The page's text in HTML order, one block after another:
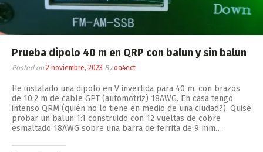
Prueba dipolo 40 m en QRP con balun y sin balun
Posted on 2 noviembre, 2023 Byoa4ect
He instalado una dipolo en V invertida para 40 m, con brazos
de 10.2 m de cable GPT (automotriz) 18AWG. En casa tengo
intenso QRM (quién no lo tiene en medio de una ciudad?). Quise
probar un balun 1:1 construido con 12 vueltas de cobre
esmaltado 18AWG sobre una barra de ferrita de 9 mm…